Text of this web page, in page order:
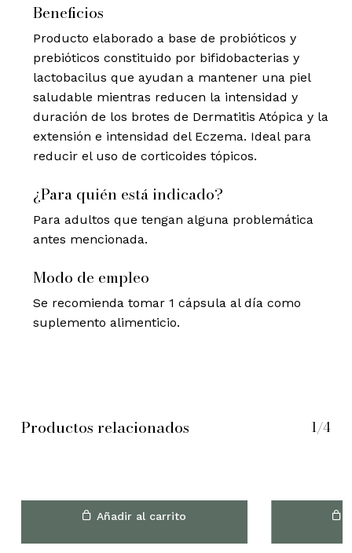
Beneficios
Producto elaborado a base de probióticos y
prebióticos constituido por bifidobacterias y
lactobacilus que ayudan a mantener una piel
saludable mientras reducen la intensidad y
duración de los brotes de Dermatitis Atópica y la
extensión e intensidad del Eczema. Ideal para
reducir el uso de corticoides tópicos.
¿Para quién está indicado?
Para adultos que tengan alguna problemática
antes mencionada.
Modo de empleo
Se recomienda tomar 1 cápsula al día como
suplemento alimenticio.
Productos relacionados 1/4
Añadir al carrito